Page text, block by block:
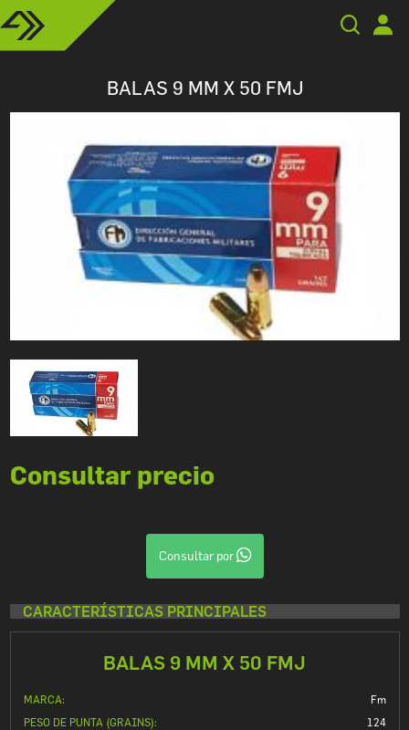
BALAS 9 MM X 50 FMJ
Consultar precio
Consultar por
CARACTERÍSTICAS PRINCIPALES
BALAS 9 MM X 50 FMJ
MARCA:
Fm
PESO DE PUNTA (GRAINS):
124